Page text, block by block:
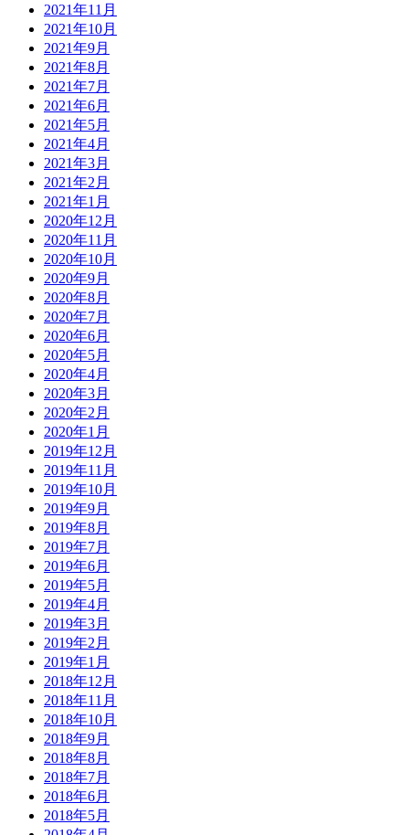
2021年11月
2021年10月
2021年9月
2021年8月
2021年7月
2021年6月
2021年5月
2021年4月
2021年3月
2021年2月
2021年1月
2020年12月
2020年11月
2020年10月
2020年9月
2020年8月
2020年7月
2020年6月
2020年5月
2020年4月
2020年3月
2020年2月
2020年1月
2019年12月
2019年11月
2019年10月
2019年9月
2019年8月
2019年7月
2019年6月
2019年5月
2019年4月
2019年3月
2019年2月
2019年1月
2018年12月
2018年11月
2018年10月
2018年9月
2018年8月
2018年7月
2018年6月
2018年5月